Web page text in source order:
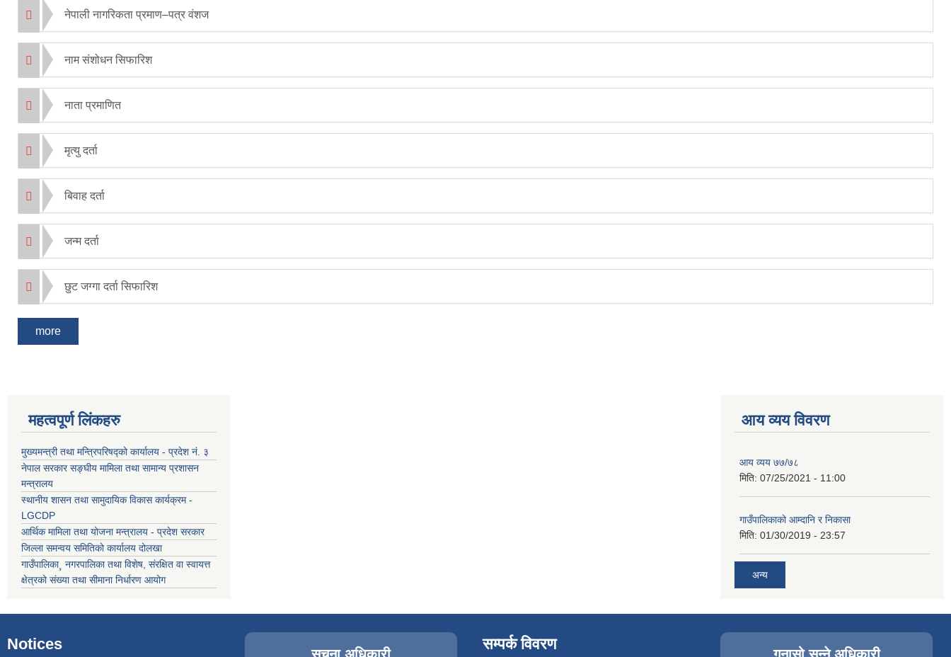
नेपाली नागरिकता प्रमाण–पत्र वंशज
नाम संशोधन सिफारिश
नाता प्रमाणित
मृत्यु दर्ता
बिवाह दर्ता
जन्म दर्ता
छुट जग्गा दर्ता सिफारिश
more
महत्वपूर्ण लिंकहरु
मुख्यमन्त्री तथा मन्त्रिपरिषद्को कार्यालय - प्रदेश नं. ३
नेपाल सरकार सङ्घीय मामिला तथा सामान्य प्रशासन
मन्त्रालय
स्थानीय शासन तथा सामुदायिक विकास कार्यक्रम -
LGCDP
आर्थिक मामिला तथा योजना मन्त्रालय - प्रदेश सरकार
जिल्ला समन्वय समितिको कार्यालय दोलखा
गाउँपालिका¸ नगरपालिका तथा विशेष, संरक्षित वा स्वायत्त
क्षेत्रको संख्या तथा सीमाना निर्धारण आयोग
आय व्यय विवरण
आय व्यय ७७/७८
मिति: 07/25/2021 - 11:00
गाउँपालिकाको आम्दानि र निकासा
मिति: 01/30/2019 - 23:57
अन्य
Notices सम्पर्क विवरण